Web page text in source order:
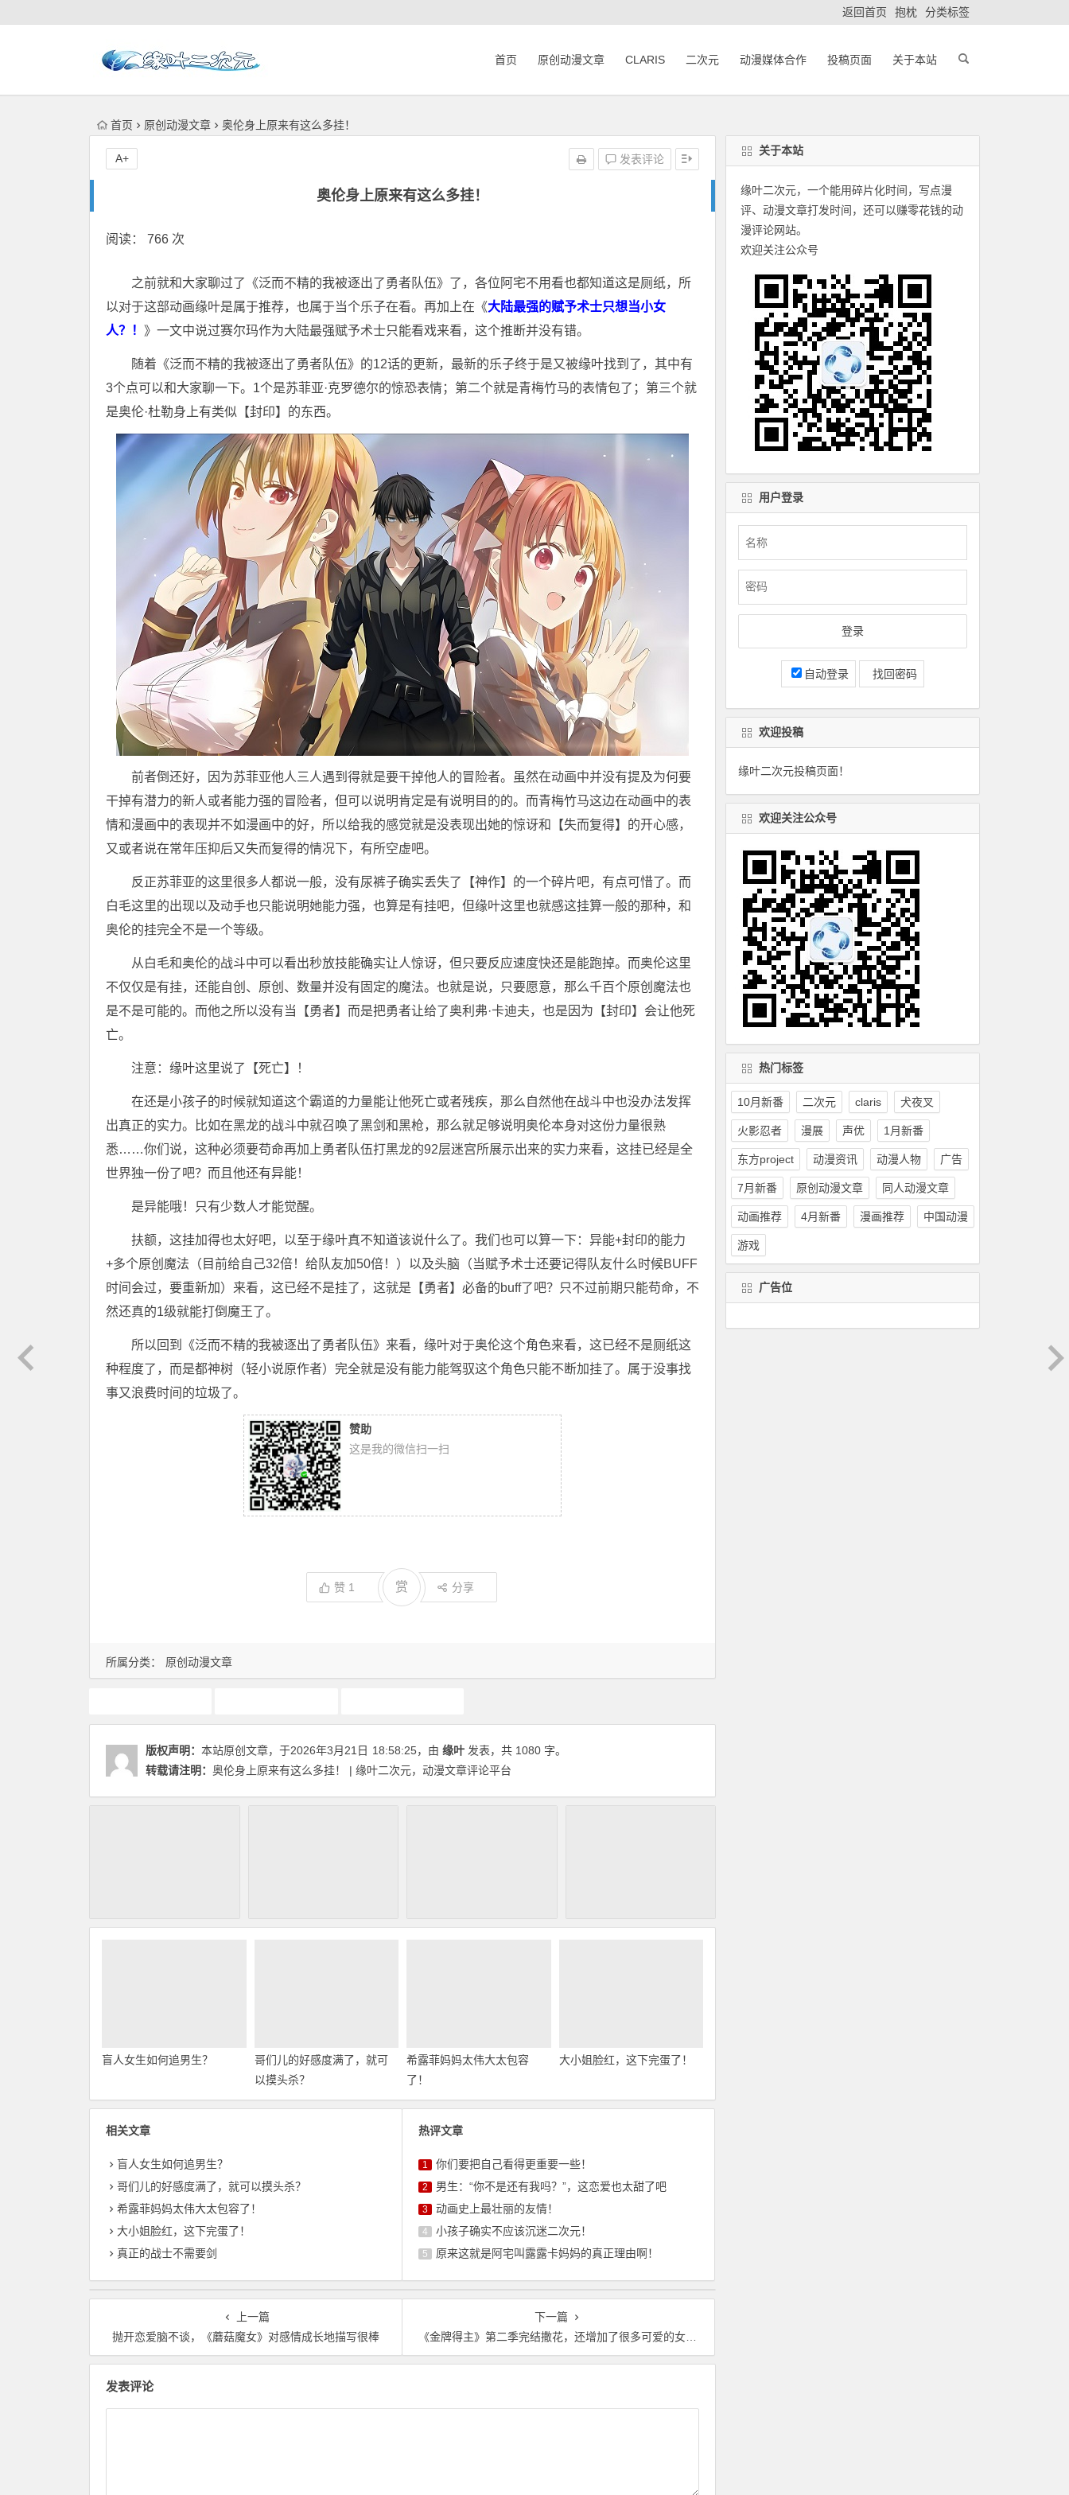
返回首页 抱枕 分类标签
首页 原创动漫文章 CLARIS 二次元 动漫媒体合作 投稿页面 关于本站
首页 原创动漫文章 奥伦身上原来有这么多挂！
奥伦身上原来有这么多挂！
发表评论
A+
所属分类： 原创动漫文章
阅读： 766 次
之前就和大家聊过了《泛而不精的我被逐出了勇者队伍》了，各位阿宅不用看也都知道这是厕纸，所
以对于这部动画缘叶是属于推荐，也属于当个乐子在看。再加上在《大陆最强的赋予术士只想当小女
人？！ 》一文中说过赛尔玛作为大陆最强赋予术士只能看戏来看，这个推断并没有错。
随着《泛而不精的我被逐出了勇者队伍》的12话的更新，最新的乐子终于是又被缘叶找到了，其中有
3个点可以和大家聊一下。1个是苏菲亚·克罗德尔的惊恐表情；第二个就是青梅竹马的表情包了；第三个就
是奥伦·杜勒身上有类似【封印】的东西。
前者倒还好，因为苏菲亚他人三人遇到得就是要干掉他人的冒险者。虽然在动画中并没有提及为何要
干掉有潜力的新人或者能力强的冒险者，但可以说明肯定是有说明目的的。而青梅竹马这边在动画中的表
情和漫画中的表现并不如漫画中的好，所以给我的感觉就是没表现出她的惊讶和【失而复得】的开心感，
又或者说在常年压抑后又失而复得的情况下，有所空虚吧。
反正苏菲亚的这里很多人都说一般，没有尿裤子确实丢失了【神作】的一个碎片吧，有点可惜了。而
白毛这里的出现以及动手也只能说明她能力强，也算是有挂吧，但缘叶这里也就感这挂算一般的那种，和
奥伦的挂完全不是一个等级。
从白毛和奥伦的战斗中可以看出秒放技能确实让人惊讶，但只要反应速度快还是能跑掉。而奥伦这里
不仅仅是有挂，还能自创、原创、数量并没有固定的魔法。也就是说，只要愿意，那么千百个原创魔法也
是不是可能的。而他之所以没有当【勇者】而是把勇者让给了奥利弗·卡迪夫，也是因为【封印】会让他死
亡。
注意：缘叶这里说了【死亡】！
在还是小孩子的时候就知道这个霸道的力量能让他死亡或者残疾，那么自然他在战斗中也没办法发挥
出真正的实力。比如在黑龙的战斗中就召唤了黑剑和黑枪，那么就足够说明奥伦本身对这份力量很熟
悉……你们说，这种必须要苟命再加上勇者队伍打黑龙的92层迷宫所展示出来的实力来看，这挂已经是全
世界独一份了吧？而且他还有异能！
是异能哦！只有少数人才能觉醒。
扶额，这挂加得也太好吧，以至于缘叶真不知道该说什么了。我们也可以算一下：异能+封印的能力
+多个原创魔法（目前给自己32倍！给队友加50倍！）以及头脑（当赋予术士还要记得队友什么时候BUFF
时间会过，要重新加）来看，这已经不是挂了，这就是【勇者】必备的buff了吧？只不过前期只能苟命，不
然还真的1级就能打倒魔王了。
所以回到《泛而不精的我被逐出了勇者队伍》来看，缘叶对于奥伦这个角色来看，这已经不是厕纸这
种程度了，而是都神树（轻小说原作者）完全就是没有能力能驾驭这个角色只能不断加挂了。属于没事找
事又浪费时间的垃圾了。
赞助
这是我的微信扫一扫
赞 1 赏 分享
版权声明： 本站原创文章，于2026年3月21日 18:58:25，由 缘叶 发表，共 1080 字。
转载请注明： 奥伦身上原来有这么多挂！ | 缘叶二次元，动漫文章评论平台
盲人女生如何追男生？
哥们儿的好感度满了，就可
以摸头杀？
希露菲妈妈太伟大太包容
了！
大小姐脸红，这下完蛋了！
相关文章
盲人女生如何追男生？
哥们儿的好感度满了，就可以摸头杀？
希露菲妈妈太伟大太包容了！
大小姐脸红，这下完蛋了！
真正的战士不需要剑
热评文章
1 你们要把自己看得更重要一些！
2 男生：“你不是还有我吗？”，这恋爱也太甜了吧
3 动画史上最壮丽的友情！
4 小孩子确实不应该沉迷二次元！
5 原来这就是阿宅叫露露卡妈妈的真正理由啊！
上一篇
抛开恋爱脑不谈，《蘑菇魔女》对感情成长地描写很棒
下一篇
《金牌得主》第二季完结撒花，还增加了很多可爱的女生呢
发表评论
关于本站
缘叶二次元，一个能用碎片化时间，写点漫
评、动漫文章打发时间，还可以赚零花钱的动
漫评论网站。
欢迎关注公众号
用户登录
自动登录 找回密码
欢迎投稿
缘叶二次元投稿页面！
欢迎关注公众号
热门标签
10月新番 二次元 claris 犬夜叉
火影忍者 漫展 声优 1月新番
东方project 动漫资讯 动漫人物 广告
7月新番 原创动漫文章 同人动漫文章
动画推荐 4月新番 漫画推荐 中国动漫
游戏
广告位